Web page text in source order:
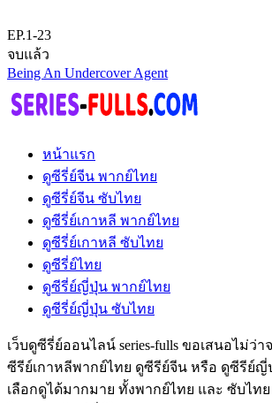
EP.1-23
จบแล้ว
Being An Undercover Agent
หน้าแรก
ดูซีรี่ย์จีน พากย์ไทย
ดูซีรี่ย์จีน ซับไทย
ดูซีรี่ย์เกาหลี พากย์ไทย
ดูซีรี่ย์เกาหลี ซับไทย
ดูซีรี่ย์ไทย
ดูซีรี่ย์ญี่ปุ่น พากย์ไทย
ดูซีรี่ย์ญี่ปุ่น ซับไทย
เว็บดูซีรี่ย์ออนไลน์ series-fulls ขอเสนอไม่ว่
ซีรีย์เกาหลีพากย์ไทย ดูซีรีย์จีน หรือ ดูซีรีย์
เลือกดูได้มากมาย ทั้งพากย์ไทย และ ซับไท